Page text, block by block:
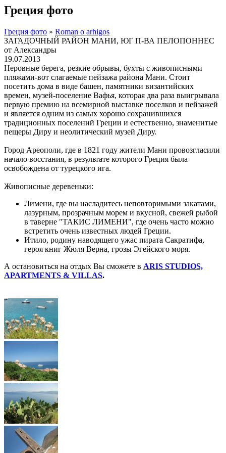
Греция фото
Греция фото » Roman o arhigos
ЗАГАДОЧНЫЙ РАЙОН МАНИ, ЮГ П-ВА ПЕЛОПОННЕС
от Александры
19.07.2013
Неровные берега, резкие обрывы, бухты с живописными
пляжами-вот слагаемые пейзажа района Мани. Стоит
посетить дома в виде башен, памятники византийских
времен, музей-поселение Вафья, которая два раза выигрывала
первую премию на всемирной выставке поселков и пейзажей
и является одним из самых хорошо сохранившихся
традиционных поселений Греции и естественно, знаменитые
пещеры Диру и неолитический музей Диру.
Город Ареополи, где в 1821 году жители Мани провозгласили
начало восстания, в результате которого Греция была
освобождена от турецкого ига.
Живописные деревеньки:
Лимени, где вы насладитесь неповторимыми закатами,
лазурным, прозрачным морем и вкусной, свежей рыбой
в таверне "ТАКИС ЛИМЕНИ", где очень часто можно
встретить очень известных людей Греции.
Итило, родину наводящего ужас пирата Сакратифа,
героя книг Жюля Верна, грозы Эгейского моря.
А остановиться на отдых Вы сможете в ARIS STUDIOS,
APARTMENTS & VILLAS.